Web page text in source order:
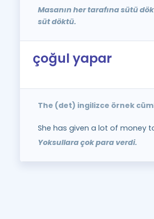
Masanın her tarafına sütü
süt döktü.
çoğul yapar
The (det) ingilizce örnek
She has given a lot of money
Yoksullara çok para verdi.